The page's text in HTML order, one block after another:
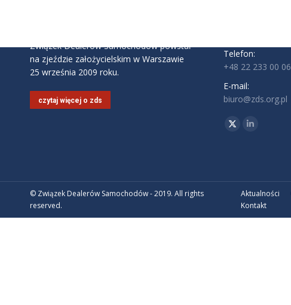
Związek Dealerów Samochodów powstał
na zjeździe założycielskim w Warszawie
25 września 2009 roku.
czytaj więcej o zds
Telefon:
+48 22 233 00 06
E-mail:
biuro@zds.org.pl
Znajdź nas na:
TwitterLinkedin
© Związek Dealerów Samochodów - 2019. All rights
reserved.
Aktualności
Kontakt